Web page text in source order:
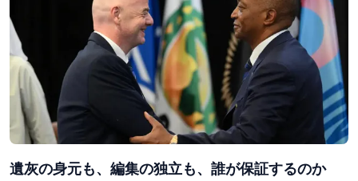
遺灰の身元も、編集の独立も、誰が保証するのか